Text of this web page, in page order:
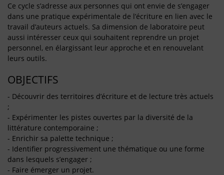
Ce cycle s’adresse aux personnes qui ont envie de s’engager
dans une pratique expérimentale de l’écriture en lien avec le
travail d’auteurs actuels. Sa dimension de laboratoire peut
aussi intéresser ceux qui souhaitent reprendre un projet
personnel, en élargissant leur approche et en renouvelant
leurs outils.
OBJECTIFS
- Découvrir des territoires d’écriture et de lecture très actuels
;
- Expérimenter les pistes ouvertes par la diversité de la
littérature contemporaine ;
- Enrichir sa palette technique ;
- Identifier progressivement une thématique ou une forme
dans lesquels s’engager ;
- Faire émerger un projet.